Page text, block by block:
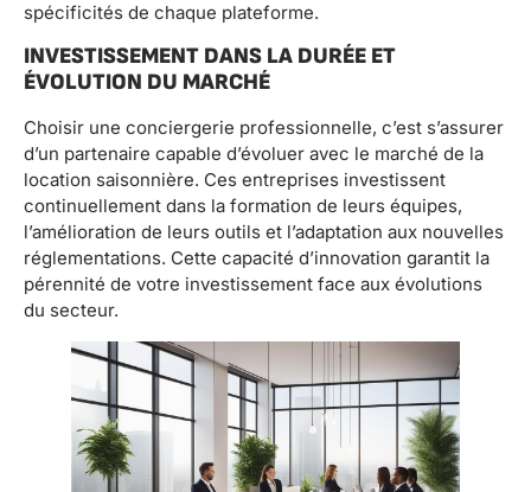
spécificités de chaque plateforme.
INVESTISSEMENT DANS LA DURÉE ET
ÉVOLUTION DU MARCHÉ
Choisir une conciergerie professionnelle, c’est s’assurer
d’un partenaire capable d’évoluer avec le marché de la
location saisonnière. Ces entreprises investissent
continuellement dans la formation de leurs équipes,
l’amélioration de leurs outils et l’adaptation aux nouvelles
réglementations. Cette capacité d’innovation garantit la
pérennité de votre investissement face aux évolutions
du secteur.